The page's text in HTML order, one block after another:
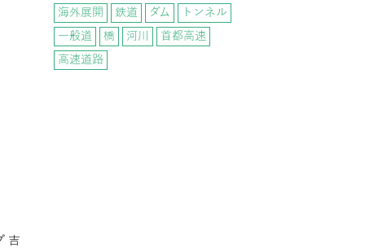
吉
海外展開 鉄道 ダム
トンネル
一般道
橋 河川
首都高速
高速道路